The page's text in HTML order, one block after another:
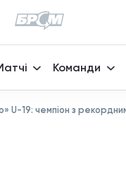
Команди
U-19: чемпіон з